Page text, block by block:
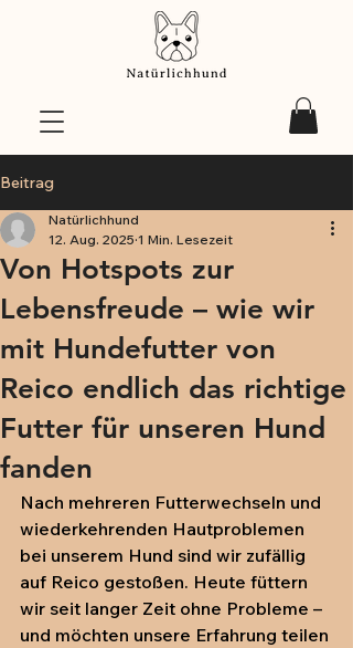
Beitrag
Von Hotspots zur
Lebensfreude – wie wir
mit Hundefutter von
Reico endlich das richtige
Futter für unseren Hund
fanden
Natürlichhund
12. Aug. 2025 1 Min. Lesezeit
Nach mehreren Futterwechseln und
wiederkehrenden Hautproblemen
bei unserem Hund sind wir zufällig
auf Reico gestoßen. Heute füttern
wir seit langer Zeit ohne Probleme –
und möchten unsere Erfahrung teilen